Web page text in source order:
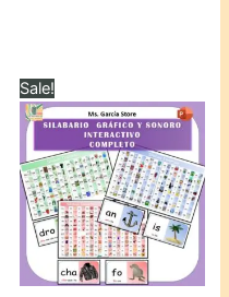
Sale!